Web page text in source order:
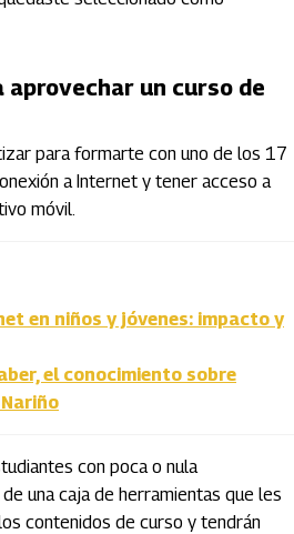
aprovechar un curso de
para formarte con uno de los 17
a Internet y tener acceso a
móvil.
en niños y jóvenes: impacto y
el conocimiento sobre
con poca o nula
una caja de herramientas que les
contenidos de curso y tendrán